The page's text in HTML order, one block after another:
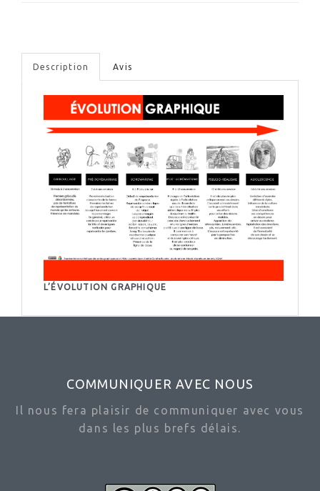
Description Avis
L’ÉVOLUTION GRAPHIQUE
COMMUNIQUER AVEC NOUS
Il nous fera plaisir de communiquer avec vous
dans les plus brefs délais.